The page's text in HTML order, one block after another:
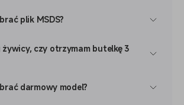
plik MSDS?
żywicy, czy otrzymam butelkę 3
darmowy model?